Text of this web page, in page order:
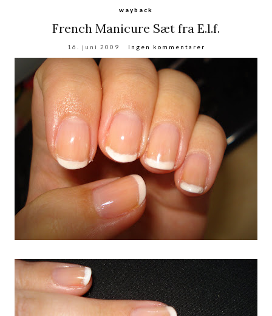
wayback
French Manicure Sæt fra E.l.f.
16. juni 2009 Ingen kommentarer